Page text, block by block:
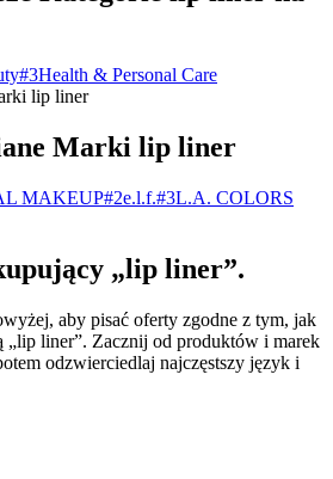
#3Health & Personal Care
lip liner
Marki lip liner
MAKEUP#2e.l.f.#3L.A. COLORS
„lip liner”.
aby pisać oferty zgodne z tym, jak
„lip liner”. Zacznij od produktów i marek
odzwierciedlaj najczęstszy język i